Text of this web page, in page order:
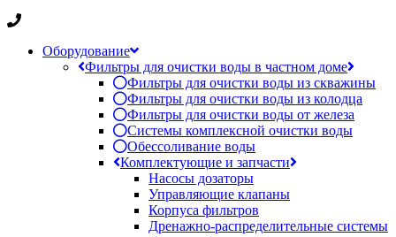
Оборудование
Фильтры для очистки воды в частном доме
Фильтры для очистки воды из скважины
Фильтры для очистки воды из колодца
Фильтры для очистки воды от железа
Системы комплексной очистки воды
Обессоливание воды
Комплектующие и запчасти
Насосы дозаторы
Управляющие клапаны
Корпуса фильтров
Дренажно-распределительные системы